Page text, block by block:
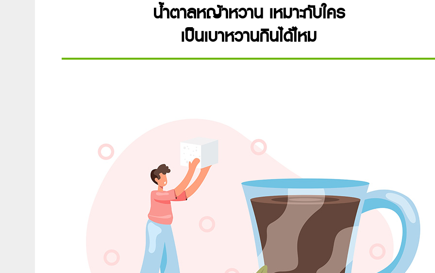
น้ำตาลหญ้าหวาน เหมาะกับใคร
เป็นเบาหวานกินได้ไหม